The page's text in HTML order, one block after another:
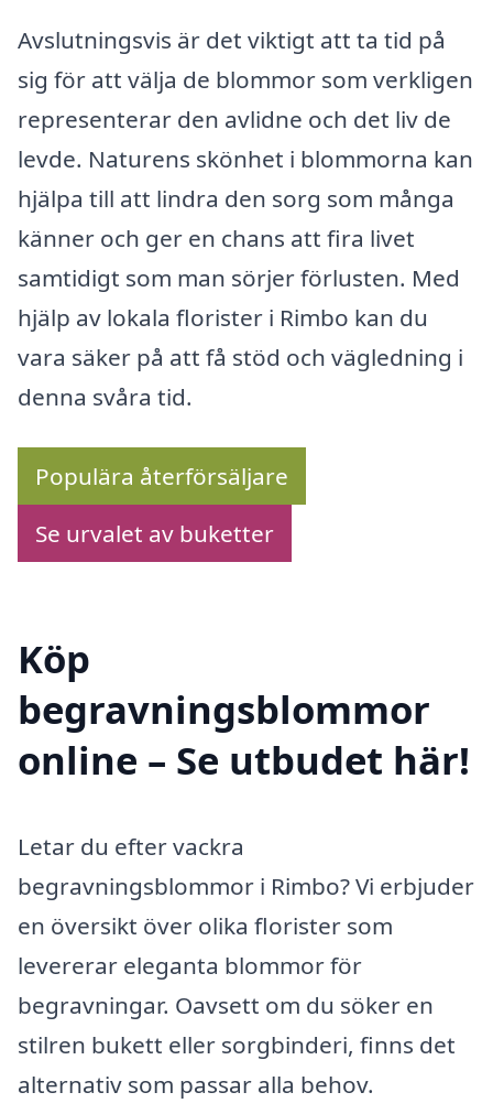
Avslutningsvis är det viktigt att ta tid på
sig för att välja de blommor som verkligen
representerar den avlidne och det liv de
levde. Naturens skönhet i blommorna kan
hjälpa till att lindra den sorg som många
känner och ger en chans att fira livet
samtidigt som man sörjer förlusten. Med
hjälp av lokala florister i Rimbo kan du
vara säker på att få stöd och vägledning i
denna svåra tid.
Populära återförsäljare
Se urvalet av buketter
Köp
begravningsblommor
online – Se utbudet här!
Letar du efter vackra
begravningsblommor i Rimbo? Vi erbjuder
en översikt över olika florister som
levererar eleganta blommor för
begravningar. Oavsett om du söker en
stilren bukett eller sorgbinderi, finns det
alternativ som passar alla behov.